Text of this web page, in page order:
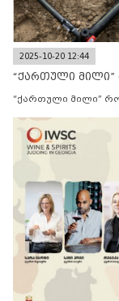
2025-10-20 12:44
“ქართული
“ქართული მილი”